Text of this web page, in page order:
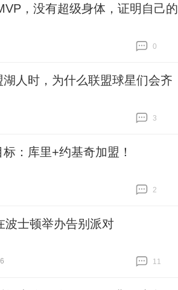
，没有超级身体，证明自己的
0
人时，为什么联盟球星们会齐
3
：库里+约基奇加盟！
2
波士顿举办告别派对
11